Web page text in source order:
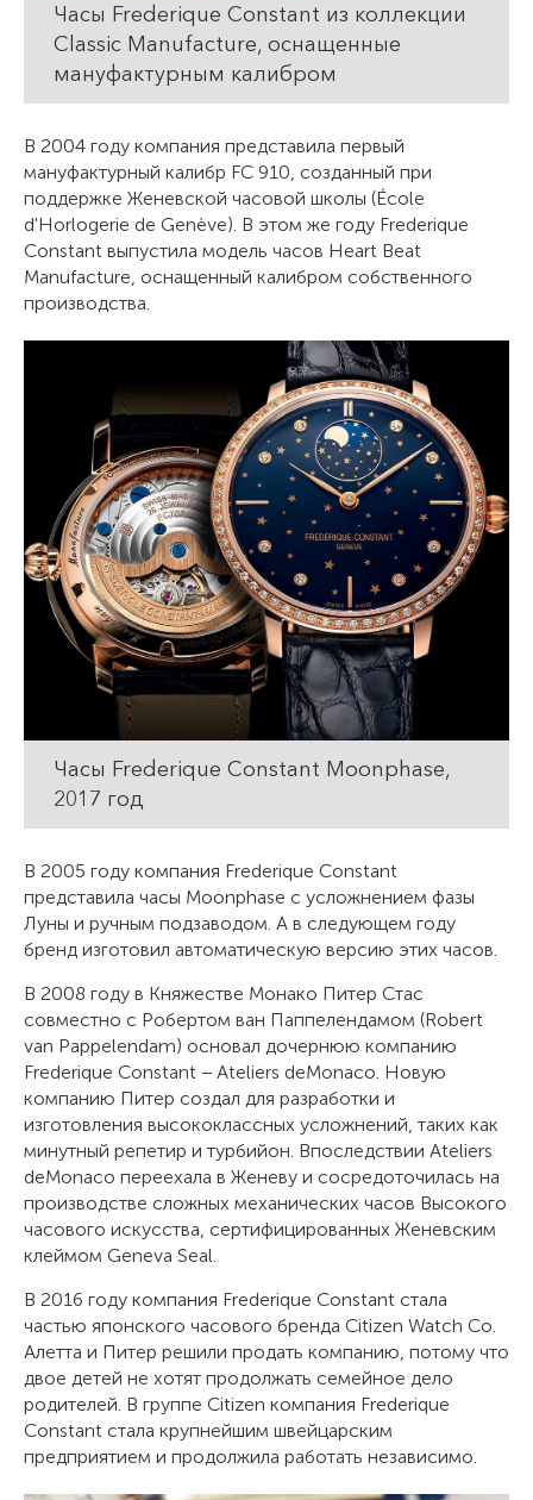
Часы Frederique Constant из коллекции
Classic Manufacture, оснащенные
мануфактурным калибром
В 2004 году компания представила первый
мануфактурный калибр FC 910, созданный при
поддержке Женевской часовой школы (École
d'Horlogerie de Genève). В этом же году Frederique
Constant выпустила модель часов Heart Beat
Manufacture, оснащенный калибром собственного
производства.
Часы Frederique Constant Moonphase,
2017 год
В 2005 году компания Frederique Constant
представила часы Moonphase с усложнением фазы
Луны и ручным подзаводом. А в следующем году
бренд изготовил автоматическую версию этих часов.
В 2008 году в Княжестве Монако Питер Стас
совместно с Робертом ван Паппелендамом (Robert
van Pappelendam) основал дочернюю компанию
Frederique Constant − Ateliers deMonaco. Новую
компанию Питер создал для разработки и
изготовления высококлассных усложнений, таких как
минутный репетир и турбийон. Впоследствии Ateliers
deMonaco переехала в Женеву и сосредоточилась на
производстве сложных механических часов Высокого
часового искусства, сертифицированных Женевским
клеймом Geneva Seal.
В 2016 году компания Frederique Constant стала
частью японского часового бренда Citizen Watch Co.
Алетта и Питер решили продать компанию, потому что
двое детей не хотят продолжать семейное дело
родителей. В группе Citizen компания Frederique
Constant стала крупнейшим швейцарским
предприятием и продолжила работать независимо.